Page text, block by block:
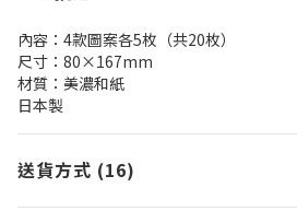
內容：4款圖案各5枚（共20枚）
尺寸：80×167mm
材質：美濃和紙
日本製
送貨方式 (16)